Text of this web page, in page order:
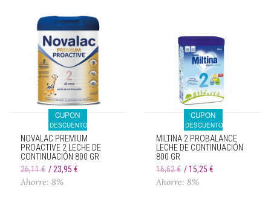
CUPON
DESCUENTO
NOVALAC PREMIUM
PROACTIVE 2 LECHE DE
CONTINUACIÓN 800 GR
26,11 €
23,95 €
Ahorre: 8%
CUPON
DESCUENTO
MILTINA 2 PROBALANCE
LECHE DE CONTINUACIÓN
800 GR
16,62 €
15,25 €
Ahorre: 8%